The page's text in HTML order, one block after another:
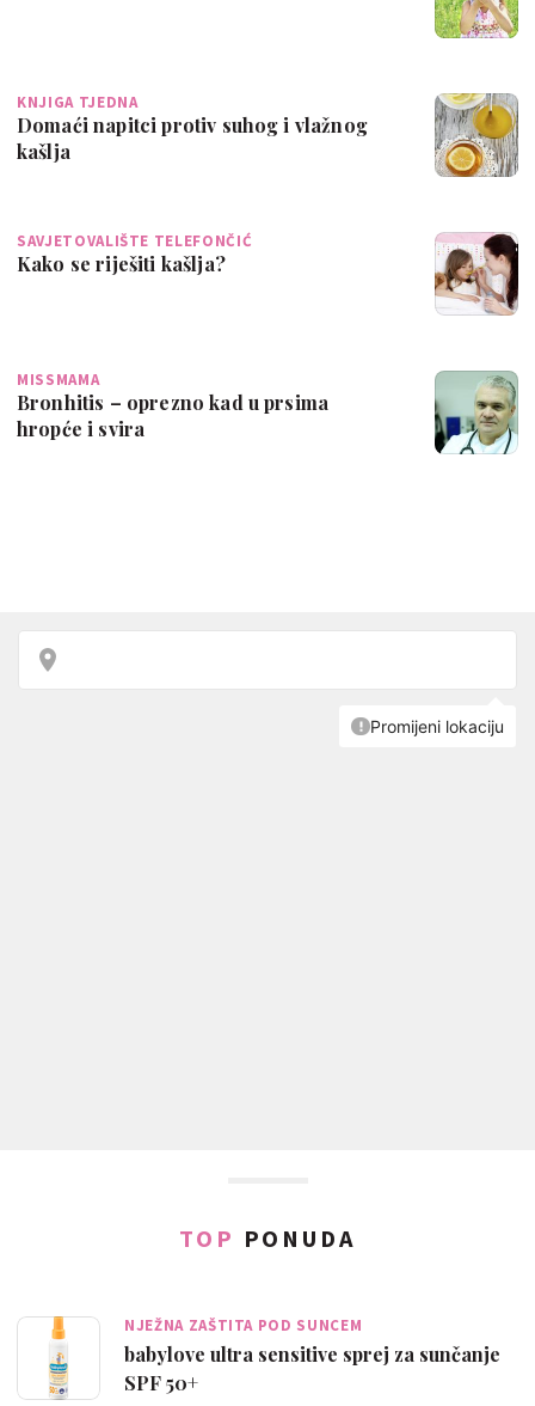
KNJIGA TJEDNA
Domaći napitci protiv suhog i vlažnog
kašlja
SAVJETOVALIŠTE TELEFONČIĆ
Kako se riješiti kašlja?
MISSMAMA
Bronhitis – oprezno kad u prsima
hropće i svira
TOP PONUDA
NJEŽNA ZAŠTITA POD SUNCEM
babylove ultra sensitive sprej za sunčanje
SPF 50+